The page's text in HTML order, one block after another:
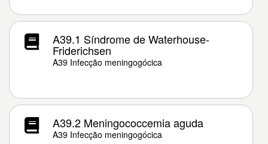
A39.1 Síndrome de Waterhouse-
Friderichsen
A39 Infecção meningogócica
A39.2 Meningococcemia aguda
A39 Infecção meningogócica